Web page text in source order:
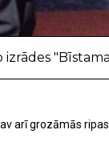
izrādes
arī grozāmās